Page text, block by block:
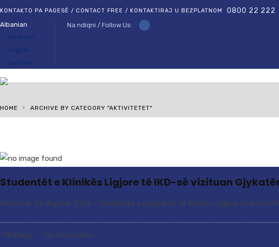
KONTAKTO PA PAGESË / CONTACT FREE / KONTAKTIRAJ U BEZPLATNOM 0800 22 222
Albanian
Albanian
English
Serbian
Na ndiqni / Follow Us:
HOME ARCHIVE BY CATEGORY "AKTIVITETET"
Studentët e Klinikës Ligjore të IKD-së vizituan
Prishtinë, 06 dhjetor 2024 – Studentët e programit të Klinikës Ligjore të
Yll Zekaj No Comments